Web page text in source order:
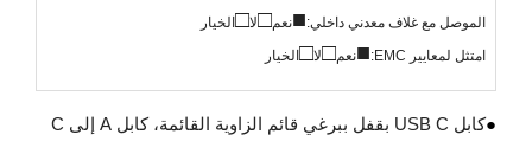
الموصل مع غلاف معدني داخلي:■نعم□لا□الخيار
امتثل لمعايير EMC:
■نعم□لا□الخيار
●كابل USB C بقفل ببرغي قائم الزاوية القائمة، كابل A إلى C